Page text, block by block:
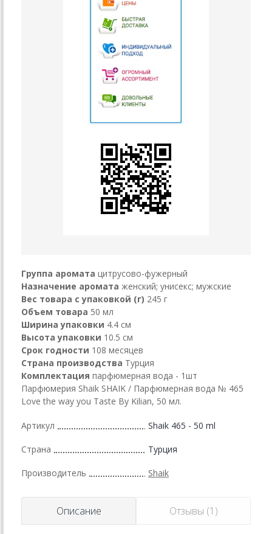
Группа аромата цитрусово-фужерный
Назначение аромата женский; унисекс; мужские
Вес товара с упаковкой (г) 245 г
Объем товара 50 мл
Ширина упаковки 4.4 см
Высота упаковки 10.5 см
Срок годности 108 месяцев
Страна производства Турция
Комплектация парфюмерная вода - 1шт
Парфюмерия Shaik SHAIK / Парфюмерная вода № 465
Love the way you Taste By Kilian, 50 мл.
Артикул Shaik 465 - 50 ml
Страна Турция
Производитель Shaik
Описание Отзывы (1)